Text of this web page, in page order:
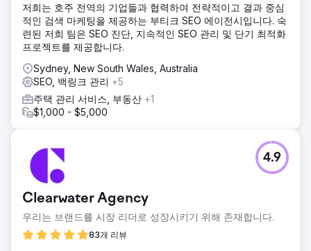
저희는 호주 전역의 기업들과 협력하여 전략적이고 결과 중심
적인 검색 마케팅을 제공하는 부티크 SEO 에이전시입니다. 숙
련된 저희 팀은 SEO 진단, 지속적인 SEO 관리 및 단기 최적화
프로젝트를 제공합니다.
Sydney, New South Wales, Australia
SEO, 백링크 관리 +5
주택 관리 서비스, 부동산 +1
$1,000 - $5,000
Clearwater Agency
우리는 브랜드를 시장 리더로 성장시키기 위해 존재합니다.
83개 리뷰
4.9